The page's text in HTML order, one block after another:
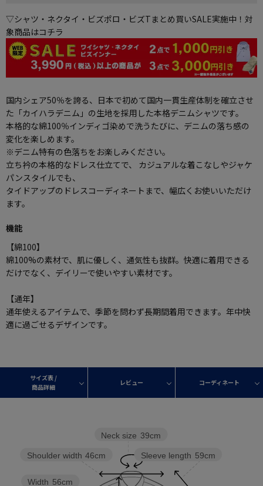
▽シャツ・ネクタイ・ビズポロ・ビズTまとめ買いSALE実施中！対
象商品はコチラ
国内シェア50％を誇る、日本で初めて国内一貫生産体制を確立させ
た「カイハラデニム」の生地を採用した本格デニムシャツです。
本格的な綿100％インディゴ染めで洗うたびに、デニムの落ち感の
変化を楽しめます。
※デニム特有の色落ちをお楽しみください。
立ち衿の本格的なドレス仕立てで、 カジュアルな着こなしやジャケ
パンスタイルでも、
タイドアップのドレスコーディネートまで、幅広くお使いいただけ
ます。
機能
【綿100】
綿100%の素材で、肌に優しく、通気性も抜群。快適に着用できる
だけでなく、デイリーで使いやすい素材です。
【通年】
通年使えるアイテムで、季節を問わず長期間着用できます。年中快
適に過ごせるデザインです。
サイズ表 /
商品詳細
レビュー コーディネート
Sleeve length 59cm
Neck size 39cm
Width 56cm
Shoulder width 46cm